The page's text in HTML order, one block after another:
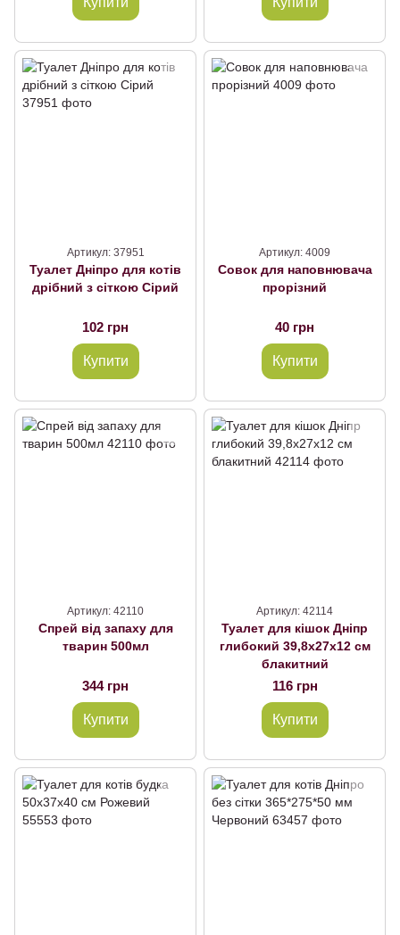
Артикул: 37951
Туалет Дніпро для котів
дрібний з сіткою Сірий
102 грн
Купити
Артикул: 4009
Совок для наповнювача
прорізний
40 грн
Купити
Артикул: 42110
Спрей від запаху для
тварин 500мл
344 грн
Купити
Артикул: 42114
Туалет для кішок Дніпр
глибокий 39,8х27х12 см
блакитний
116 грн
Купити